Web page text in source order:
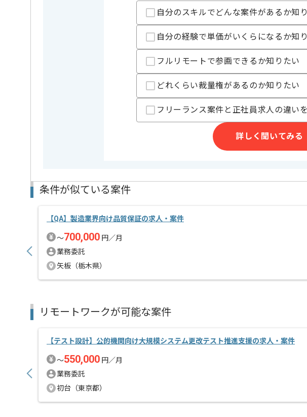
レバテック実績有りの企業でございます。
テスト設計経験をお持ちの方にマッチします。
自分のスキルでどんな案件があるか知
自分の経験で単価がいくらになるか知
フルリモートで参画できるか知りたい
どれくらい裁量権があるのか知りたい
フリーランス案件と正社員求人の違い
詳しく聞いてみる
条件が似ている案件
【QA】製造業界向け品質保証の求人・案件
〜700,000 円／月
業務委託
矢板（栃木県）
リモートワークが可能な案件
【テスト設計】公的機関向け大規模システム更改テスト推進支援の求人・案件
〜550,000 円／月
業務委託
初台（東京都）